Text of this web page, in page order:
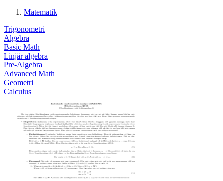
Matematik
Trigonometri
Algebra
Basic Math
Linjär algebra
Pre-Algebra
Advanced Math
Geometri
Calculus